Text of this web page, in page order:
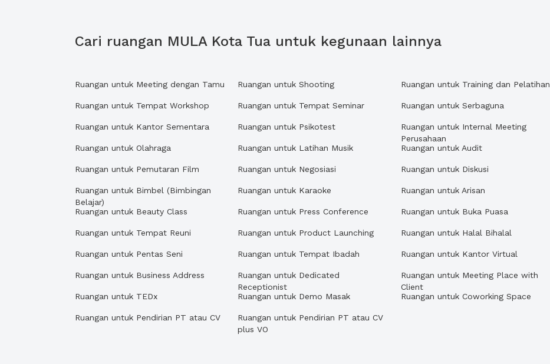
Cari ruangan MULA Kota Tua untuk kegunaan lainnya
Ruangan untuk Meeting dengan Tamu Ruangan untuk Shooting Ruangan untuk Training dan Pelatihan
Ruangan untuk Tempat Workshop Ruangan untuk Tempat Seminar Ruangan untuk Serbaguna
Ruangan untuk Kantor Sementara Ruangan untuk Psikotest
Ruangan untuk Internal Meeting
Perusahaan
Ruangan untuk Olahraga Ruangan untuk Latihan Musik Ruangan untuk Audit
Ruangan untuk Pemutaran Film Ruangan untuk Negosiasi Ruangan untuk Diskusi
Ruangan untuk Bimbel (Bimbingan
Belajar)
Ruangan untuk Karaoke Ruangan untuk Arisan
Ruangan untuk Beauty Class
Ruangan untuk Press Conference Ruangan untuk Buka Puasa
Ruangan untuk Tempat Reuni Ruangan untuk Product Launching Ruangan untuk Halal Bihalal
Ruangan untuk Pentas Seni Ruangan untuk Tempat Ibadah Ruangan untuk Kantor Virtual
Ruangan untuk Business Address
Ruangan untuk Dedicated
Receptionist
Ruangan untuk Meeting Place with
Client
Ruangan untuk TEDx Ruangan untuk Demo Masak Ruangan untuk Coworking Space
Ruangan untuk Pendirian PT atau CV
Ruangan untuk Pendirian PT atau CV
plus VO